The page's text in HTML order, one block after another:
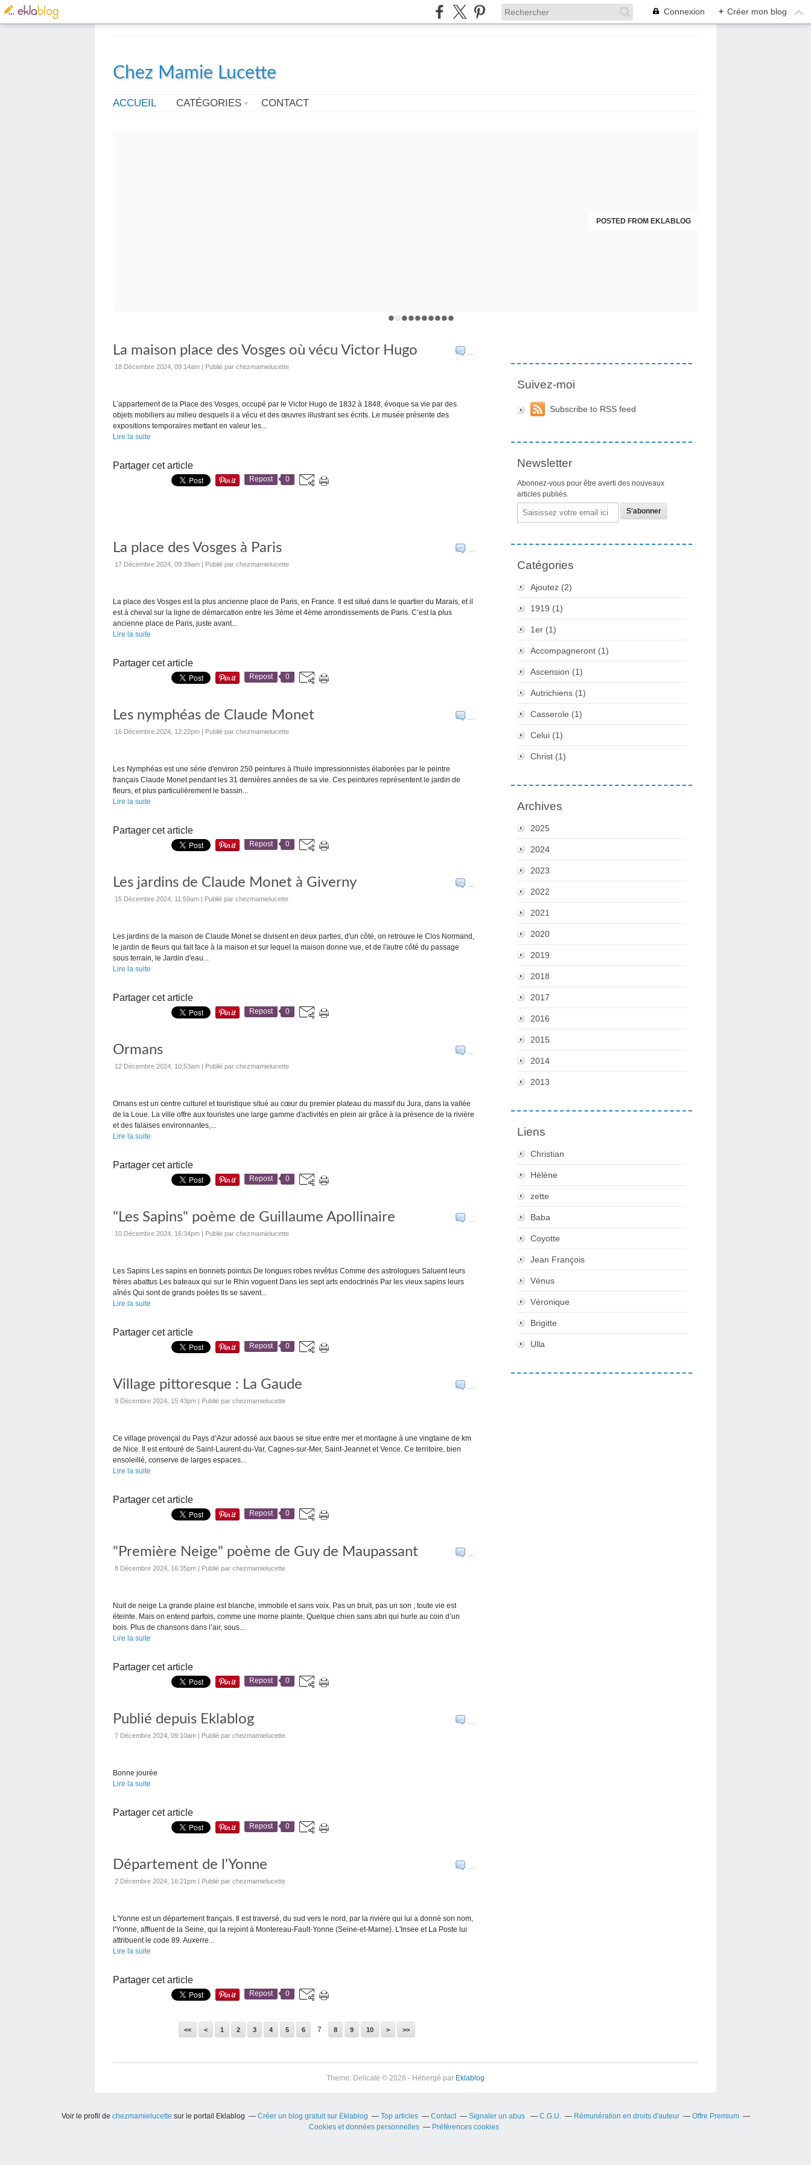
Connexion + Créer mon blog
Chez Mamie Lucette
ACCUEIL CATÉGORIES CONTACT
POSTED FROM EKLABLOG
…
La maison place des Vosges où vécu Victor Hugo
18 Décembre 2024, 09:14am | Publié par chezmamielucette
L’appartement de la Place des Vosges, occupé par le Victor Hugo de 1832 à 1848, évoque sa vie par des
objets mobiliers au milieu desquels il a vécu et des œuvres illustrant ses écrits. Le musée présente des
expositions temporaires mettant en valeur les...
Lire la suite
Partager cet article
Repost 0
…
La place des Vosges à Paris
17 Décembre 2024, 09:39am | Publié par chezmamielucette
La place des Vosges est la plus ancienne place de Paris, en France. Il est situé dans le quartier du Marais, et il
est à cheval sur la ligne de démarcation entre les 3ème et 4ème arrondissements de Paris. C’est la plus
ancienne place de Paris, juste avant...
Lire la suite
Partager cet article
Repost 0
…
Les nymphéas de Claude Monet
16 Décembre 2024, 12:22pm | Publié par chezmamielucette
Les Nymphéas est une série d'environ 250 peintures à l'huile impressionnistes élaborées par le peintre
français Claude Monet pendant les 31 dernières années de sa vie. Ces peintures représentent le jardin de
fleurs, et plus particulièrement le bassin...
Lire la suite
Partager cet article
Repost 0
…
Les jardins de Claude Monet à Giverny
15 Décembre 2024, 11:59am | Publié par chezmamielucette
Les jardins de la maison de Claude Monet se divisent en deux parties, d'un côté, on retrouve le Clos Normand,
le jardin de fleurs qui fait face à la maison et sur lequel la maison donne vue, et de l'autre côté du passage
sous terrain, le Jardin d'eau...
Lire la suite
Partager cet article
Repost 0
…
Ormans
12 Décembre 2024, 10:53am | Publié par chezmamielucette
Ornans est un centre culturel et touristique situé au cœur du premier plateau du massif du Jura, dans la vallée
de la Loue. La ville offre aux touristes une large gamme d'activités en plein air grâce à la présence de la rivière
et des falaises environnantes,...
Lire la suite
Partager cet article
Repost 0
…
"Les Sapins" poème de Guillaume Apollinaire
10 Décembre 2024, 16:34pm | Publié par chezmamielucette
Les Sapins Les sapins en bonnets pointus De longues robes revêtus Comme des astrologues Saluent leurs
frères abattus Les bateaux qui sur le Rhin voguent Dans les sept arts endoctrinés Par les vieux sapins leurs
aînés Qui sont de grands poètes Ils se savent...
Lire la suite
Partager cet article
Repost 0
…
Village pittoresque : La Gaude
9 Décembre 2024, 15:43pm | Publié par chezmamielucette
Ce village provençal du Pays d’Azur adossé aux baous se situe entre mer et montagne à une vingtaine de km
de Nice. Il est entouré de Saint-Laurent-du-Var, Cagnes-sur-Mer, Saint-Jeannet et Vence. Ce territoire, bien
ensoleillé, conserve de larges espaces...
Lire la suite
Partager cet article
Repost 0
…
"Première Neige" poème de Guy de Maupassant
8 Décembre 2024, 16:35pm | Publié par chezmamielucette
Nuit de neige La grande plaine est blanche, immobile et sans voix. Pas un bruit, pas un son ; toute vie est
éteinte. Mais on entend parfois, comme une morne plainte, Quelque chien sans abri qui hurle au coin d’un
bois. Plus de chansons dans l’air, sous...
Lire la suite
Partager cet article
Repost 0
…
Publié depuis Eklablog
7 Décembre 2024, 09:10am | Publié par chezmamielucette
Bonne jourée
Lire la suite
Partager cet article
Repost 0
…
Département de l'Yonne
2 Décembre 2024, 16:21pm | Publié par chezmamielucette
L'Yonne est un département français. Il est traversé, du sud vers le nord, par la rivière qui lui a donné son nom,
l'Yonne, affluent de la Seine, qui la rejoint à Montereau-Fault-Yonne (Seine-et-Marne). L'Insee et La Poste lui
attribuent le code 89. Auxerre...
Lire la suite
Partager cet article
Repost 0
<< < 1 2 3 4 5 6 7 8 9 10 20
30
40
50
60
70
80
90
100
200
300
400
500
600
> >>
Suivez-moi
Subscribe to RSS feed
Newsletter
Abonnez-vous pour être averti des nouveaux
articles publiés.
Email
Catégories
Ajoutez (2)
1919 (1)
1er (1)
Accompagneront (1)
Ascension (1)
Autrichiens (1)
Casserole (1)
Celui (1)
Christ (1)
Archives
2025
2024
2023
2022
2021
2020
2019
2018
2017
2016
2015
2014
2013
Liens
Christian
Hélène
zette
Baba
Coyotte
Jean François
Vénus
Véronique
Brigitte
Ulla
Theme: Delicate © 2026 - Hébergé par Eklablog
Voir le profil de chezmamielucette sur le portail Eklablog Créer un blog gratuit sur Eklablog Top articles Contact Signaler un abus C.G.U. Rémunération en droits d'auteur
Offre Premium
Cookies et données personnelles
Préférences cookies